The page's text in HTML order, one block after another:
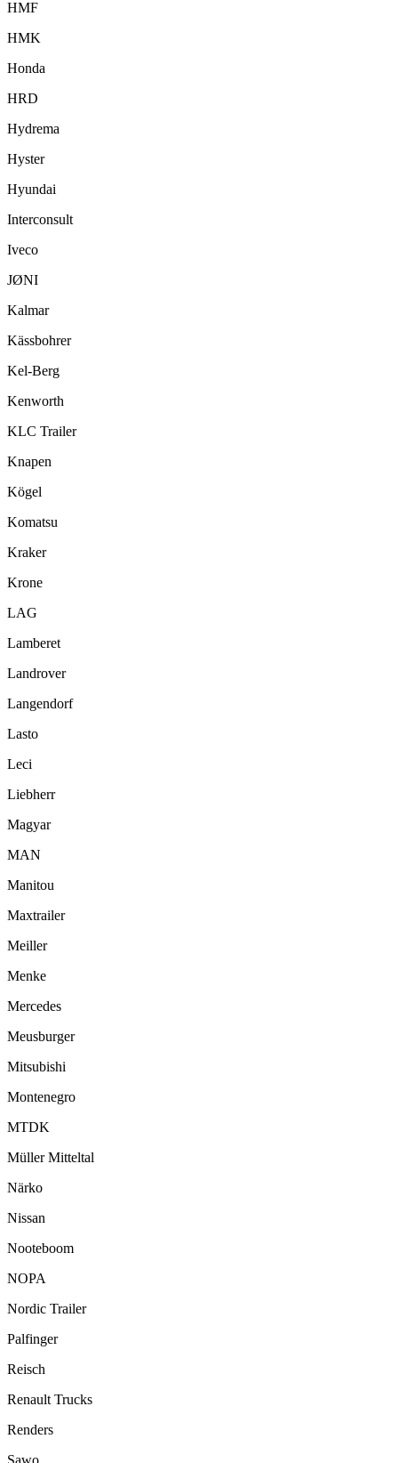
HMF
HMK
Honda
HRD
Hydrema
Hyster
Hyundai
Interconsult
Iveco
JØNI
Kalmar
Kässbohrer
Kel-Berg
Kenworth
KLC Trailer
Knapen
Kögel
Komatsu
Kraker
Krone
LAG
Lamberet
Landrover
Langendorf
Lasto
Leci
Liebherr
Magyar
MAN
Manitou
Maxtrailer
Meiller
Menke
Mercedes
Meusburger
Mitsubishi
Montenegro
MTDK
Müller Mitteltal
Närko
Nissan
Nooteboom
NOPA
Nordic Trailer
Palfinger
Reisch
Renault Trucks
Renders
Sawo